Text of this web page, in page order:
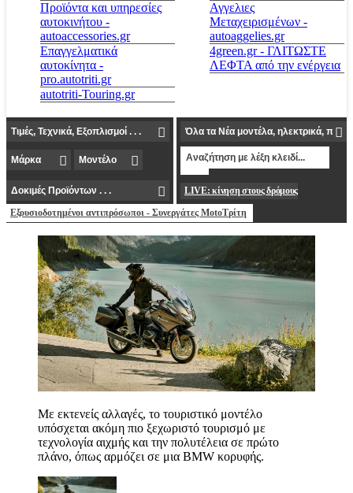
Προϊόντα και υπηρεσίες
αυτοκινήτου -
autoaccessories.gr
Επαγγελματικά
αυτοκίνητα -
pro.autotriti.gr
autotriti-Touring.gr
Αγγελιες
Μεταχειρισμένων -
autoaggelies.gr
4green.gr - ΓΛΙΤΩΣΤΕ
ΛΕΦΤΑ από την ενέργεια
LIVE: κίνηση στους δρόμους
Εξουσιοδοτημένοι αντιπρόσωποι - Συνεργάτες MotoΤρίτη
Με εκτενείς αλλαγές, το τουριστικό μοντέλο
υπόσχεται ακόμη πιο ξεχωριστό τουρισμό με
τεχνολογία αιχμής και την πολυτέλεια σε πρώτο
πλάνο, όπως αρμόζει σε μια BMW κορυφής.